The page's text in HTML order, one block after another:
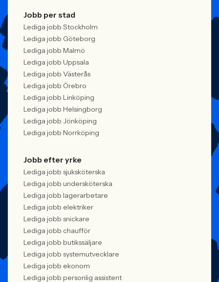
Jobb per stad
Lediga jobb Stockholm
Lediga jobb Göteborg
Lediga jobb Malmö
Lediga jobb Uppsala
Lediga jobb Västerås
Lediga jobb Örebro
Lediga jobb Linköping
Lediga jobb Helsingborg
Lediga jobb Jönköping
Lediga jobb Norrköping
Jobb efter yrke
Lediga jobb sjuksköterska
Lediga jobb undersköterska
Lediga jobb lagerarbetare
Lediga jobb elektriker
Lediga jobb snickare
Lediga jobb chaufför
Lediga jobb butikssäljare
Lediga jobb systemutvecklare
Lediga jobb ekonom
Lediga jobb personlig assistent